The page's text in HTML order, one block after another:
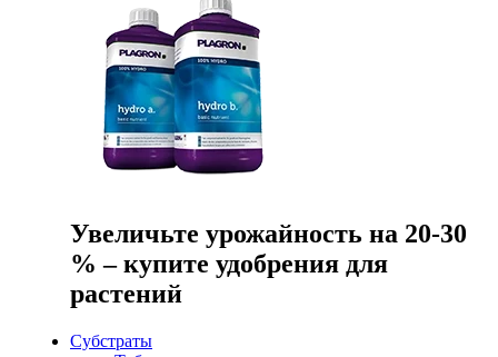
Увеличьте урожайность на 20-30
% – купите удобрения для
растений
Субстраты